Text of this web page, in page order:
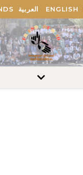
ENGLISH العربية